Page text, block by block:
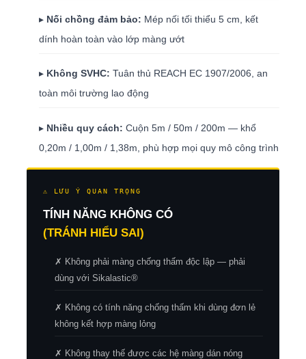
▸ Nối chồng đảm bảo: Mép nối tối thiểu 5 cm, kết
dính hoàn toàn vào lớp màng ướt
▸ Không SVHC: Tuân thủ REACH EC 1907/2006, an
toàn môi trường lao động
▸ Nhiều quy cách: Cuộn 5m / 50m / 200m — khổ
0,20m / 1,00m / 1,38m, phù hợp mọi quy mô công trình
⚠ LƯU Ý QUAN TRỌNG
TÍNH NĂNG KHÔNG CÓ
(TRÁNH HIỂU SAI)
✗ Không phải màng chống thấm độc lập — phải
dùng với Sikalastic®
✗ Không có tính năng chống thấm khi dùng đơn lẻ
không kết hợp màng lỏng
✗ Không thay thế được các hệ màng dán nóng